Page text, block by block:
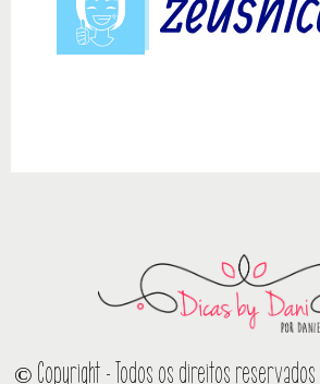
© Copyright - Todos os direitos reservados